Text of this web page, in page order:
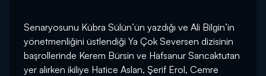
Senaryosunu Kübra Sülün’ün yazdığı ve Ali Bilgin’in
yönetmenliğini üstlendiği Ya Çok Seversen dizisinin
başrollerinde Kerem Bürsin ve Hafsanur Sancaktutan
yer alırken ikiliye Hatice Aslan, Şerif Erol, Cemre